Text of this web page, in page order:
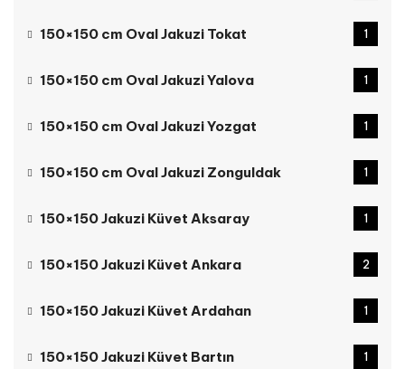
150×150 cm Oval Jakuzi Tokat 1
150×150 cm Oval Jakuzi Yalova 1
150×150 cm Oval Jakuzi Yozgat 1
150×150 cm Oval Jakuzi Zonguldak 1
150×150 Jakuzi Küvet Aksaray 1
150×150 Jakuzi Küvet Ankara 2
150×150 Jakuzi Küvet Ardahan 1
150×150 Jakuzi Küvet Bartın 1